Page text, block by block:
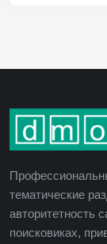
тематические
авторитетность
поисковиках,